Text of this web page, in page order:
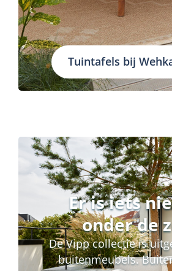
Tuintafels bij
Er is iets
onder de
De Vipp collectie is
buitenmeubels.